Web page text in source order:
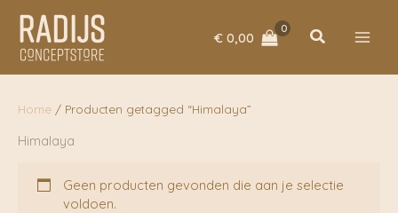
naar
inhoud
€ 0,00 Zoeken
Home / Producten getagged “Himalaya”
Himalaya
Geen producten gevonden die aan je selectie
voldoen.